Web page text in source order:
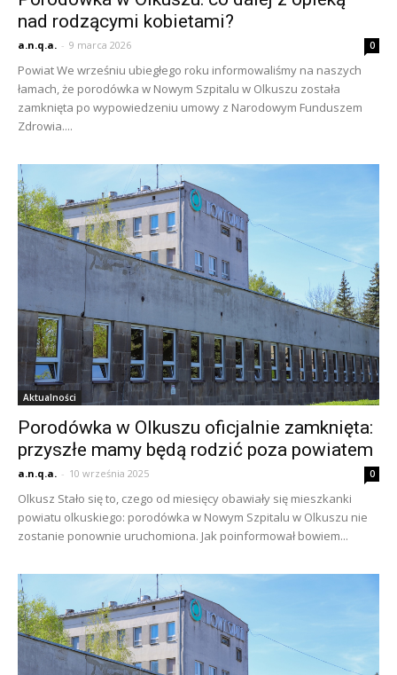
nad rodzącymi kobietami?
a.n.q.a. - 9 marca 2026 0
Powiat We wrześniu ubiegłego roku informowaliśmy na naszych
łamach, że porodówka w Nowym Szpitalu w Olkuszu została
zamknięta po wypowiedzeniu umowy z Narodowym Funduszem
Zdrowia....
Aktualności
Porodówka w Olkuszu oficjalnie zamknięta:
przyszłe mamy będą rodzić poza powiatem
a.n.q.a. - 10 września 2025 0
Olkusz Stało się to, czego od miesięcy obawiały się mieszkanki
powiatu olkuskiego: porodówka w Nowym Szpitalu w Olkuszu nie
zostanie ponownie uruchomiona. Jak poinformował bowiem...